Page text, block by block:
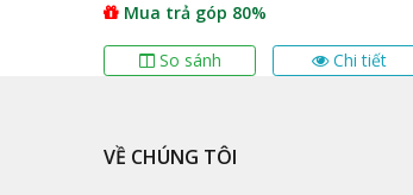
Mua trả góp 80%
So sánh Chi tiết
VỀ CHÚNG TÔI